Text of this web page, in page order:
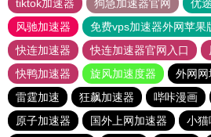
tiktok加速器
狗急加速器官网
优
风驰加速器
免费vps加速器外网苹果
快连加速器
快连加速器官网入口
快鸭加速器
旋风加速度器 外网
雷霆加速
狂飙加速器 哔咔漫画
原子加速器
国外上网加速器
小猫